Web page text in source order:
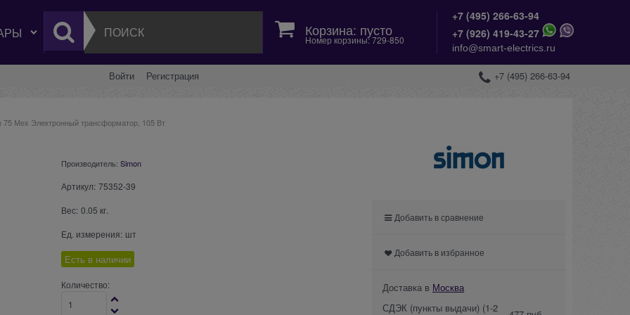
Корзина: пусто
Номер корзины: 729-850
+7 (495) 266-63-94
+7 (926) 419-43-27
info@smart-electrics.ru
Войти Регистрация +7 (495) 266-63-94
75 Мех Электронный трансформатор, 105 Вт
Производитель: Simon
Артикул: 75352-39
Вес: 0.05 кг.
Ед. измерения: шт
Есть в наличии
Количество:
Добавить в сравнение
Добавить в избранное
Доставка в Москва
СДЭК (пункты выдачи) (1-2